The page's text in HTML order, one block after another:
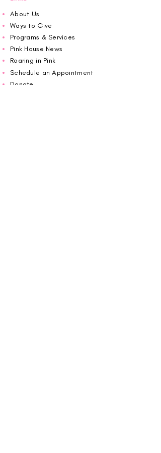
About Us
Ways to Give
Programs & Services
Pink House News
Roaring in Pink
Schedule an Appointment
Donate